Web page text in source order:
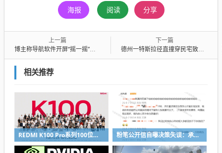
海报 阅读 分享
上一篇
博主称导航软件开屏“摇一摇”广告影响行车安全 客服：能关、正在改进
下一篇
德州一特斯拉径直撞穿民宅致一人身亡 司机称事发时开着Autopilot
相关推荐
REDMI K100 Pro系列100位工程师代表亮相：设计、工程K90原班人马操刀 粉笔公开信自曝决策失误：承认鸡贼 蹭热度 舍不得成本想多收钱